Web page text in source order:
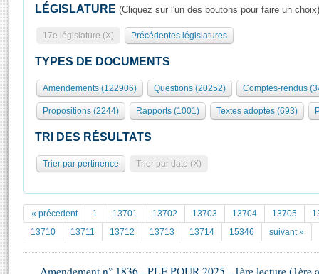
Présidence
577 députés
Groupes politiques
Séance publique
Commissions et autres organes
Europe et International
Pétitions
Documents parlementaires
Projets de loi
Propositions de loi
Rôle et pouvoirs de l'Assemblée
Organisation de l'Assemblée
Présidence Conférence des Présidents Bureau Collège des
Statistiques et chiffres clés
Documents de référence
( Constitution | Règlement de l'Assemblée ... )
Visiter l'Assemblée
Visite virtuelle du palais Bourbon
Assister à une séance
La Bibliothèque
Les archives
LÉGISLATURE (Cliquez sur l'un des boutons pour faire un choix)
17e législature (X) Précédentes législatures
TYPES DE DOCUMENTS
Amendements (122906) Questions (20252) Comptes-rendus
Propositions (2244) Rapports (1001) Textes adoptés (693)
TRI DES RÉSULTATS
Trier par pertinence Trier par date (X)
« précedent 1 13701 13702 13703 13704 13705
13710
13711 13712 13713 13714 15346 suivant »
Amendement n° 1836 - PLF POUR 2025 - 1ère lecture (1ère